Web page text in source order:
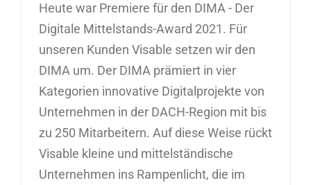
Heute war Premiere für den DIMA - Der
Digitale Mittelstands-Award 2021. Für
unseren Kunden Visable setzen wir den
DIMA um. Der DIMA prämiert in vier
Kategorien innovative Digitalprojekte von
Unternehmen in der DACH-Region mit bis
zu 250 Mitarbeitern. Auf diese Weise rückt
Visable kleine und mittelständische
Unternehmen ins Rampenlicht, die im